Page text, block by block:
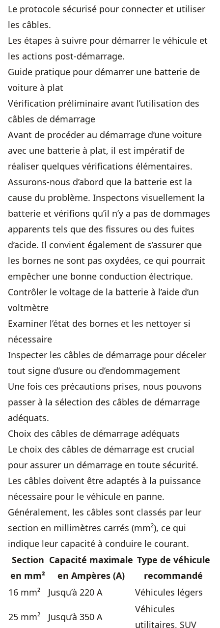
Le protocole sécurisé pour connecter et utiliser
les câbles.
Les étapes à suivre pour démarrer le véhicule et
les actions post-démarrage.
Guide pratique pour démarrer une batterie de
voiture à plat
Vérification préliminaire avant l’utilisation des
câbles de démarrage
Avant de procéder au démarrage d’une voiture
avec une batterie à plat, il est impératif de
réaliser quelques vérifications élémentaires.
Assurons-nous d’abord que la batterie est la
cause du problème. Inspectons visuellement la
batterie et vérifions qu’il n’y a pas de dommages
apparents tels que des fissures ou des fuites
d’acide. Il convient également de s’assurer que
les bornes ne sont pas oxydées, ce qui pourrait
empêcher une bonne conduction électrique.
Contrôler le voltage de la batterie à l’aide d’un
voltmètre
Examiner l’état des bornes et les nettoyer si
nécessaire
Inspecter les câbles de démarrage pour déceler
tout signe d’usure ou d’endommagement
Une fois ces précautions prises, nous pouvons
passer à la sélection des câbles de démarrage
adéquats.
Choix des câbles de démarrage adéquats
Le choix des câbles de démarrage est crucial
pour assurer un démarrage en toute sécurité.
Les câbles doivent être adaptés à la puissance
nécessaire pour le véhicule en panne.
Généralement, les câbles sont classés par leur
section en millimètres carrés (mm²), ce qui
indique leur capacité à conduire le courant.
Section
en mm²
Capacité maximale
en Ampères (A)
Type de véhicule
recommandé
16 mm²
Jusqu’à 220 A Véhicules légers
25 mm² Jusqu’à 350 A
Véhicules
utilitaires, SUV